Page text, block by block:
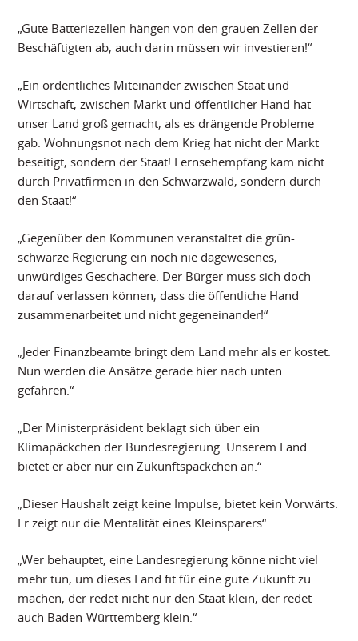
„Gute Batteriezellen hängen von den grauen Zellen der
Beschäftigten ab, auch darin müssen wir investieren!“
„Ein ordentliches Miteinander zwischen Staat und
Wirtschaft, zwischen Markt und öffentlicher Hand hat
unser Land groß gemacht, als es drängende Probleme
gab. Wohnungsnot nach dem Krieg hat nicht der Markt
beseitigt, sondern der Staat! Fernsehempfang kam nicht
durch Privatfirmen in den Schwarzwald, sondern durch
den Staat!“
„Gegenüber den Kommunen veranstaltet die grün-
schwarze Regierung ein noch nie dagewesenes,
unwürdiges Geschachere. Der Bürger muss sich doch
darauf verlassen können, dass die öffentliche Hand
zusammenarbeitet und nicht gegeneinander!“
„Jeder Finanzbeamte bringt dem Land mehr als er kostet.
Nun werden die Ansätze gerade hier nach unten
gefahren.“
„Der Ministerpräsident beklagt sich über ein
Klimapäckchen der Bundesregierung. Unserem Land
bietet er aber nur ein Zukunftspäckchen an.“
„Dieser Haushalt zeigt keine Impulse, bietet kein Vorwärts.
Er zeigt nur die Mentalität eines Kleinsparers“.
„Wer behauptet, eine Landesregierung könne nicht viel
mehr tun, um dieses Land fit für eine gute Zukunft zu
machen, der redet nicht nur den Staat klein, der redet
auch Baden-Württemberg klein.“